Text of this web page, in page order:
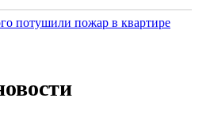
потушили пожар в квартире